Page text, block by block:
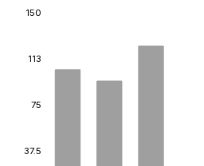
37.5
75
113
150